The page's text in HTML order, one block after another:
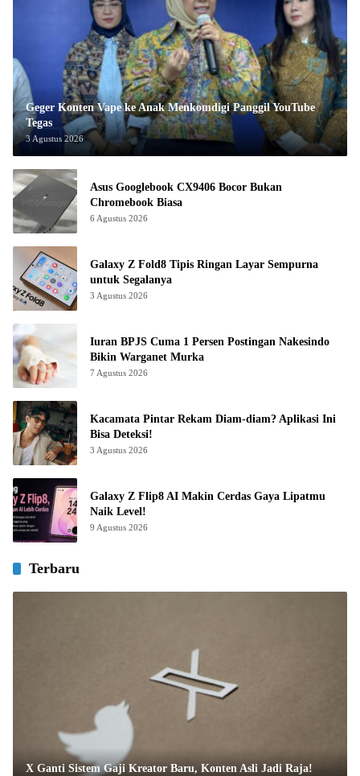
Geger Konten Vape ke Anak Menkomdigi Panggil YouTube
Tegas
3 Agustus 2026
Asus Googlebook CX9406 Bocor Bukan
Chromebook Biasa
6 Agustus 2026
Galaxy Z Fold8 Tipis Ringan Layar Sempurna
untuk Segalanya
3 Agustus 2026
Iuran BPJS Cuma 1 Persen Postingan Nakesindo
Bikin Warganet Murka
7 Agustus 2026
Kacamata Pintar Rekam Diam-diam? Aplikasi Ini
Bisa Deteksi!
3 Agustus 2026
Galaxy Z Flip8 AI Makin Cerdas Gaya Lipatmu
Naik Level!
9 Agustus 2026
Terbaru
X Ganti Sistem Gaji Kreator Baru, Konten Asli Jadi Raja!